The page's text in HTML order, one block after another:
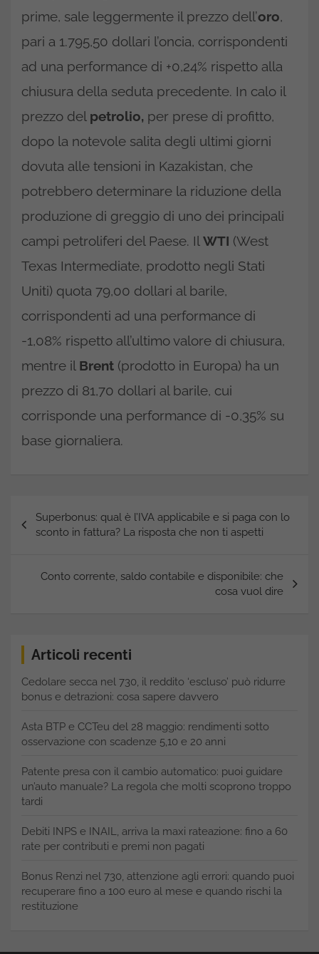
prime, sale leggermente il prezzo dell’oro,
pari a 1.795,50 dollari l’oncia, corrispondenti
ad una performance di +0,24% rispetto alla
chiusura della seduta precedente. In calo il
prezzo del petrolio, per prese di profitto,
dopo la notevole salita degli ultimi giorni
dovuta alle tensioni in Kazakistan, che
potrebbero determinare la riduzione della
produzione di greggio di uno dei principali
campi petroliferi del Paese. Il WTI (West
Texas Intermediate, prodotto negli Stati
Uniti) quota 79,00 dollari al barile,
corrispondenti ad una performance di
-1,08% rispetto all’ultimo valore di chiusura,
mentre il Brent (prodotto in Europa) ha un
prezzo di 81,70 dollari al barile, cui
corrisponde una performance di -0,35% su
base giornaliera.
articoli
Superbonus: qual è l’IVA applicabile e si paga con lo
sconto in fattura? La risposta che non ti aspetti
Conto corrente, saldo contabile e disponibile: che
cosa vuol dire
Articoli recenti
Cedolare secca nel 730, il reddito ‘escluso’ può ridurre
bonus e detrazioni: cosa sapere davvero
Asta BTP e CCTeu del 28 maggio: rendimenti sotto
osservazione con scadenze 5,10 e 20 anni
Patente presa con il cambio automatico: puoi guidare
un’auto manuale? La regola che molti scoprono troppo
tardi
Debiti INPS e INAIL, arriva la maxi rateazione: fino a 60
rate per contributi e premi non pagati
Bonus Renzi nel 730, attenzione agli errori: quando puoi
recuperare fino a 100 euro al mese e quando rischi la
restituzione